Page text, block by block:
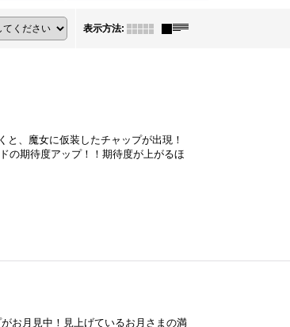
表示方法:
、魔女に仮装したチャップが出現！
の期待度アップ！！期待度が上がるほ
お月見中！見上げているお月さまの満